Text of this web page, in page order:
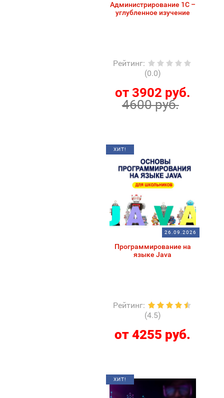
Администрирование 1С –
углубленное изучение
Рейтинг:
(0.0)
от 3902 руб.
4600 руб.
ХИТ!
26.09.2026
Программирование на
языке Java
Рейтинг:
(4.5)
от 4255 руб.
ХИТ!